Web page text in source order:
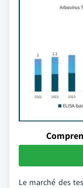
Le marché des